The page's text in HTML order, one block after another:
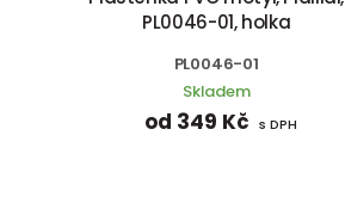
PL0046-01, holka
PL0046-01
Skladem
od 349 Kč s DPH